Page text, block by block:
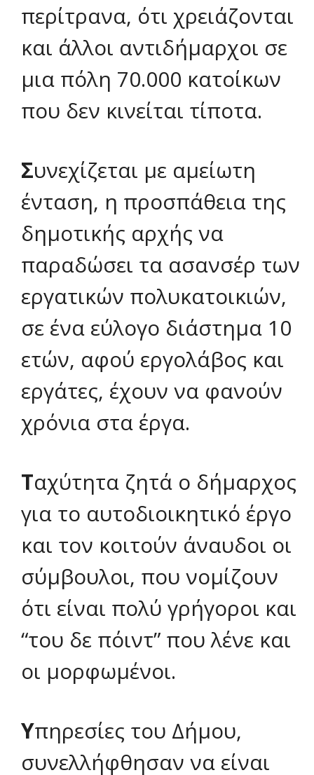
περίτρανα, ότι χρειάζονται
και άλλοι αντιδήμαρχοι σε
μια πόλη 70.000 κατοίκων
που δεν κινείται τίποτα.
Συνεχίζεται με αμείωτη
ένταση, η προσπάθεια της
δημοτικής αρχής να
παραδώσει τα ασανσέρ των
εργατικών πολυκατοικιών,
σε ένα εύλογο διάστημα 10
ετών, αφού εργολάβος και
εργάτες, έχουν να φανούν
χρόνια στα έργα.
Ταχύτητα ζητά ο δήμαρχος
για το αυτοδιοικητικό έργο
και τον κοιτούν άναυδοι οι
σύμβουλοι, που νομίζουν
ότι είναι πολύ γρήγοροι και
“του δε πόιντ” που λένε και
οι μορφωμένοι.
Υπηρεσίες του Δήμου,
συνελλήφθησαν να είναι